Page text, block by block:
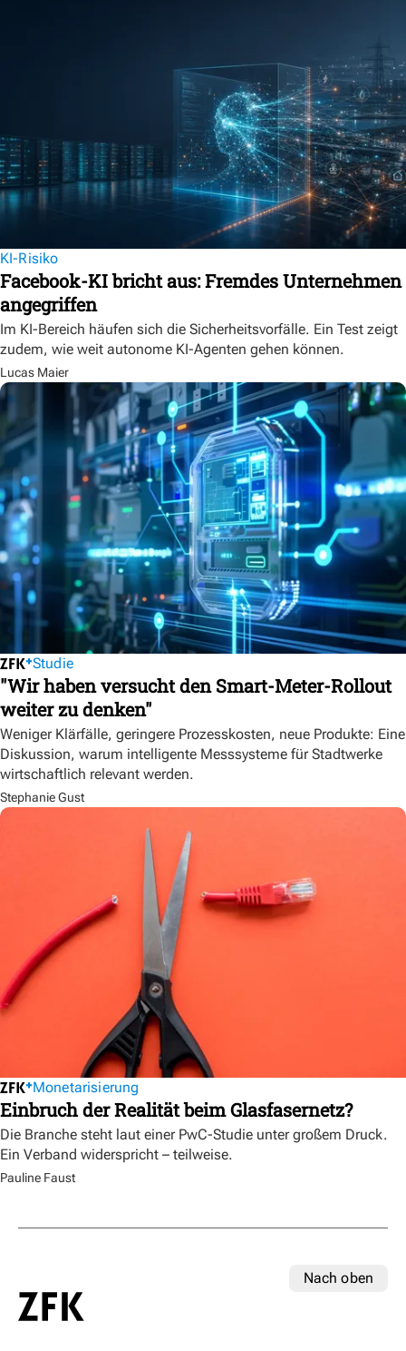
KI-Risiko
Facebook-KI bricht aus: Fremdes Unternehmen
angegriffen
Im KI-Bereich häufen sich die Sicherheitsvorfälle. Ein Test zeigt
zudem, wie weit autonome KI-Agenten gehen können.
Lucas Maier
Studie
"Wir haben versucht den Smart-Meter-Rollout
weiter zu denken"
Weniger Klärfälle, geringere Prozesskosten, neue Produkte: Eine
Diskussion, warum intelligente Messsysteme für Stadtwerke
wirtschaftlich relevant werden.
Stephanie Gust
Monetarisierung
Einbruch der Realität beim Glasfasernetz?
Die Branche steht laut einer PwC-Studie unter großem Druck.
Ein Verband widerspricht – teilweise.
Pauline Faust
Nach oben